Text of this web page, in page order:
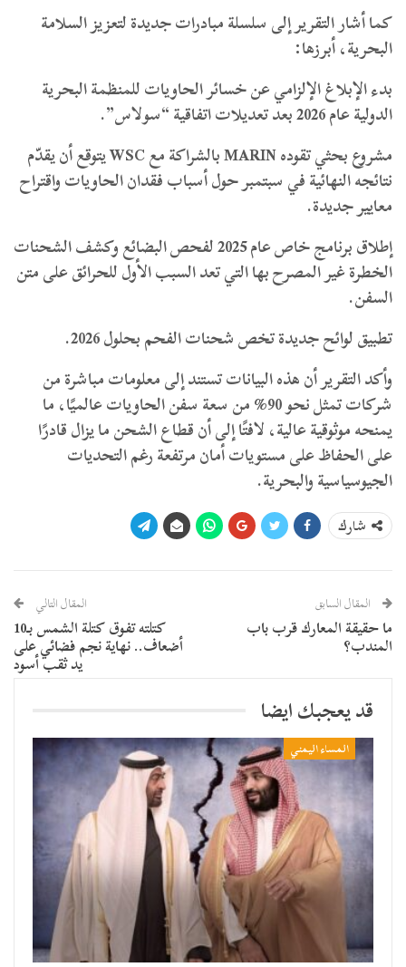
كما أشار التقرير إلى سلسلة مبادرات جديدة لتعزيز السلامة
البحرية، أبرزها:
بدء الإبلاغ الإلزامي عن خسائر الحاويات للمنظمة البحرية
الدولية عام 2026 بعد تعديلات اتفاقية “سولاس”.
مشروع بحثي تقوده MARIN بالشراكة مع WSC يتوقع أن يقدّم
نتائجه النهائية في سبتمبر حول أسباب فقدان الحاويات واقتراح
معايير جديدة.
إطلاق برنامج خاص عام 2025 لفحص البضائع وكشف الشحنات
الخطرة غير المصرح بها التي تعد السبب الأول للحرائق على متن
السفن.
تطبيق لوائح جديدة تخص شحنات الفحم بحلول 2026.
وأكد التقرير أن هذه البيانات تستند إلى معلومات مباشرة من
شركات تمثل نحو 90% من سعة سفن الحاويات عالميًا، ما
يمنحه موثوقية عالية، لافتًا إلى أن قطاع الشحن ما يزال قادرًا
على الحفاظ على مستويات أمان مرتفعة رغم التحديات
الجيوسياسية والبحرية.
شارك
المقال السابق
ما حقيقة المعارك قرب باب
المندب؟
المقال التالي
كتلته تفوق كتلة الشمس بـ10
أضعاف.. نهاية نجم فضائي على
يد ثقب أسود
قد يعجبك ايضا
المساء اليمني